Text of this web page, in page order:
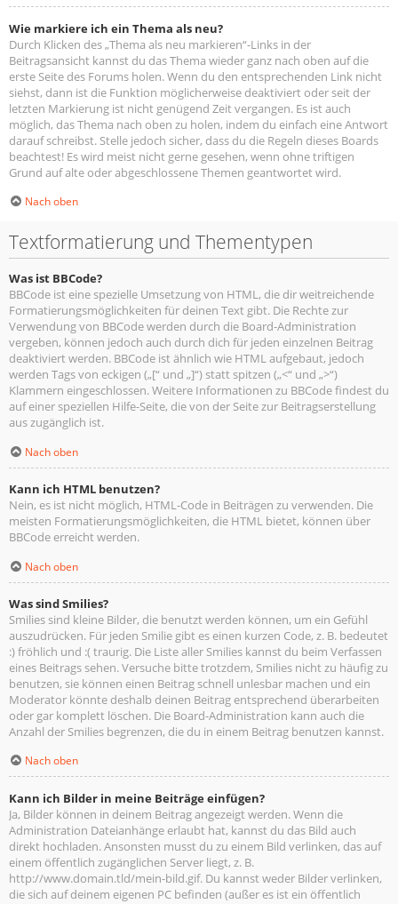
Wie markiere ich ein Thema als neu?
Durch Klicken des „Thema als neu markieren“-Links in der
Beitragsansicht kannst du das Thema wieder ganz nach oben auf die
erste Seite des Forums holen. Wenn du den entsprechenden Link nicht
siehst, dann ist die Funktion möglicherweise deaktiviert oder seit der
letzten Markierung ist nicht genügend Zeit vergangen. Es ist auch
möglich, das Thema nach oben zu holen, indem du einfach eine Antwort
darauf schreibst. Stelle jedoch sicher, dass du die Regeln dieses Boards
beachtest! Es wird meist nicht gerne gesehen, wenn ohne triftigen
Grund auf alte oder abgeschlossene Themen geantwortet wird.
Nach oben
Textformatierung und Thementypen
Was ist BBCode?
BBCode ist eine spezielle Umsetzung von HTML, die dir weitreichende
Formatierungsmöglichkeiten für deinen Text gibt. Die Rechte zur
Verwendung von BBCode werden durch die Board-Administration
vergeben, können jedoch auch durch dich für jeden einzelnen Beitrag
deaktiviert werden. BBCode ist ähnlich wie HTML aufgebaut, jedoch
werden Tags von eckigen („[“ und „]“) statt spitzen („<“ und „>“)
Klammern eingeschlossen. Weitere Informationen zu BBCode findest du
auf einer speziellen Hilfe-Seite, die von der Seite zur Beitragserstellung
aus zugänglich ist.
Nach oben
Kann ich HTML benutzen?
Nein, es ist nicht möglich, HTML-Code in Beiträgen zu verwenden. Die
meisten Formatierungsmöglichkeiten, die HTML bietet, können über
BBCode erreicht werden.
Nach oben
Was sind Smilies?
Smilies sind kleine Bilder, die benutzt werden können, um ein Gefühl
auszudrücken. Für jeden Smilie gibt es einen kurzen Code, z. B. bedeutet
:) fröhlich und :( traurig. Die Liste aller Smilies kannst du beim Verfassen
eines Beitrags sehen. Versuche bitte trotzdem, Smilies nicht zu häufig zu
benutzen, sie können einen Beitrag schnell unlesbar machen und ein
Moderator könnte deshalb deinen Beitrag entsprechend überarbeiten
oder gar komplett löschen. Die Board-Administration kann auch die
Anzahl der Smilies begrenzen, die du in einem Beitrag benutzen kannst.
Nach oben
Kann ich Bilder in meine Beiträge einfügen?
Ja, Bilder können in deinem Beitrag angezeigt werden. Wenn die
Administration Dateianhänge erlaubt hat, kannst du das Bild auch
direkt hochladen. Ansonsten musst du zu einem Bild verlinken, das auf
einem öffentlich zugänglichen Server liegt, z. B.
http://www.domain.tld/mein-bild.gif. Du kannst weder Bilder verlinken,
die sich auf deinem eigenen PC befinden (außer es ist ein öffentlich